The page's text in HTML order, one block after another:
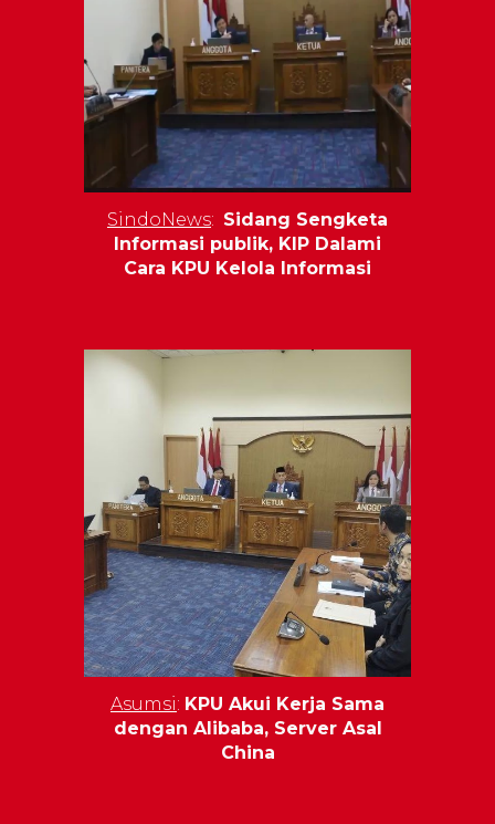
SindoNews: Sidang Sengketa
Informasi publik, KIP Dalami
Cara KPU Kelola Informasi
Asumsi: KPU Akui Kerja Sama
dengan Alibaba, Server Asal
China